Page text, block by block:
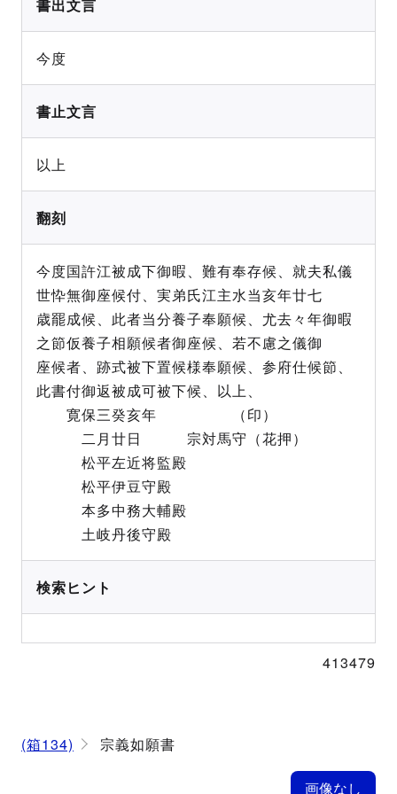
書出文言
今度
書止文言
以上
翻刻
今度国許江被成下御暇、難有奉存候、就夫私儀
世忰無御座候付、実弟氏江主水当亥年廿七
歳罷成候、此者当分養子奉願候、尤去々年御暇
之節仮養子相願候者御座候、若不慮之儀御
座候者、跡式被下置候様奉願候、参府仕候節、
此書付御返被成可被下候、以上、
寛保三癸亥年 （印）
二月廿日 宗対馬守（花押）
松平左近将監殿
松平伊豆守殿
本多中務大輔殿
土岐丹後守殿
検索ヒント
413479
(箱134) 宗義如願書